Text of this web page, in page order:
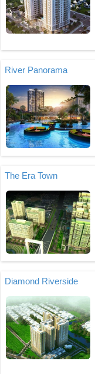
River Panorama
The Era Town
Diamond Riverside